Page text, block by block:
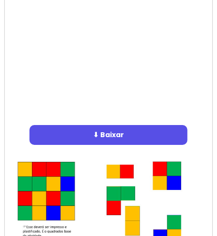
⬇ Baixar